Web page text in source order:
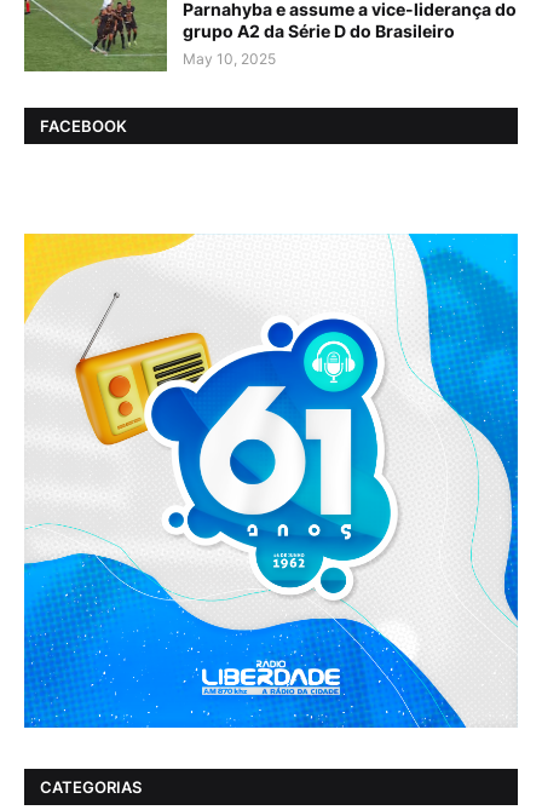
Parnahyba e assume a vice-liderança do
grupo A2 da Série D do Brasileiro
May 10, 2025
FACEBOOK
CATEGORIAS